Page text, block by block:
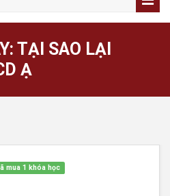
TẠI SAO LẠI
Ạ
mua 1 khóa học